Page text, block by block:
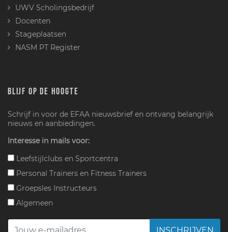
UWV Scholingsbedrijf
Docenten
Stageplaatsen
NASM PT Register
BLIJF OP DE HOOGTE
Schrijf in voor de EFAA nieuwsbrief en ontvang belangrijk
nieuws en aanbiedingen.
Interesse in mails voor:
Leefstijlclubs en Sportcentra
Personal Trainers en Fitness Trainers
Groepsles Instructeurs
Algemeen
INSCHRIJVEN